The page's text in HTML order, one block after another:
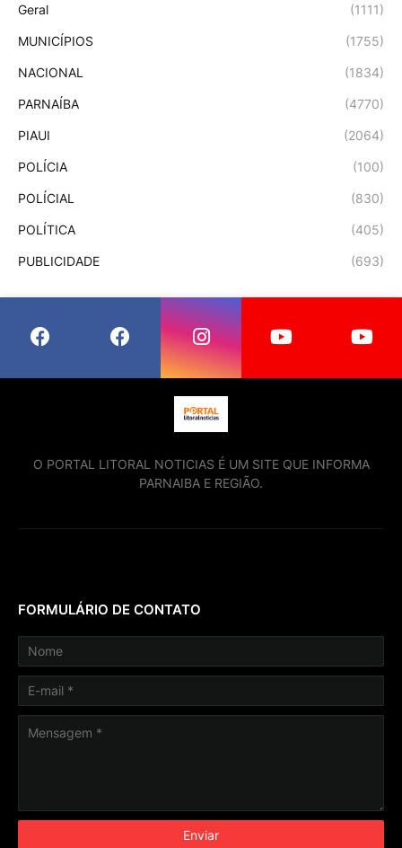
Geral (1111)
MUNICÍPIOS (1755)
NACIONAL (1834)
PARNAÍBA (4770)
PIAUI (2064)
POLÍCIA (100)
POLÍCIAL (830)
POLÍTICA (405)
PUBLICIDADE (693)
O PORTAL LITORAL NOTICIAS É UM SITE QUE INFORMA
PARNAIBA E REGIÃO.
FORMULÁRIO DE CONTATO